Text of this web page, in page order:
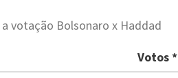
votação Bolsonaro x Haddad
Votos *